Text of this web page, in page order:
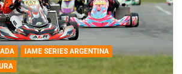
IAME SERIES ARGENTINA